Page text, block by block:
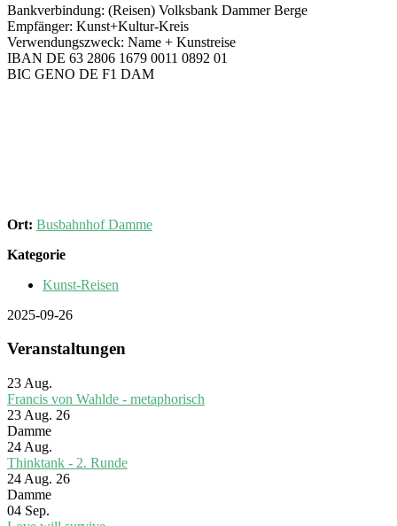
Bankverbindung: (Reisen) Volksbank Dammer Berge
Empfänger: Kunst+Kultur-Kreis
Verwendungszweck: Name + Kunstreise
IBAN DE 63 2806 1679 0011 0892 01
BIC GENO DE F1 DAM
Ort: Busbahnhof Damme
Kategorie
Kunst-Reisen
2025-09-26
Veranstaltungen
23 Aug.
Francis von Wahlde - metaphorisch
23 Aug. 26
Damme
24 Aug.
Thinktank - 2. Runde
24 Aug. 26
Damme
04 Sep.